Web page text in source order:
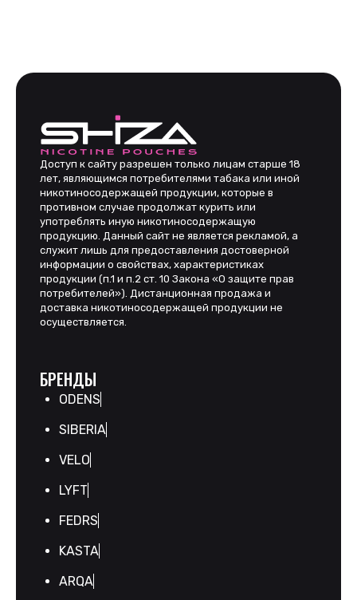
Доступ к сайту разрешен только лицам старше 18
лет, являющимся потребителями табака или иной
никотиносодержащей продукции, которые в
противном случае продолжат курить или
употреблять иную никотиносодержащую
продукцию. Данный сайт не является рекламой, а
служит лишь для предоставления достоверной
информации о свойствах, характеристиках
продукции (п.1 и п.2 ст. 10 Закона «О защите прав
потребителей»). Дистанционная продажа и
доставка никотиносодержащей продукции не
осуществляется.
БРЕНДЫ
ODENS
SIBERIA
VELO
LYFT
FEDRS
KASTA
ARQA